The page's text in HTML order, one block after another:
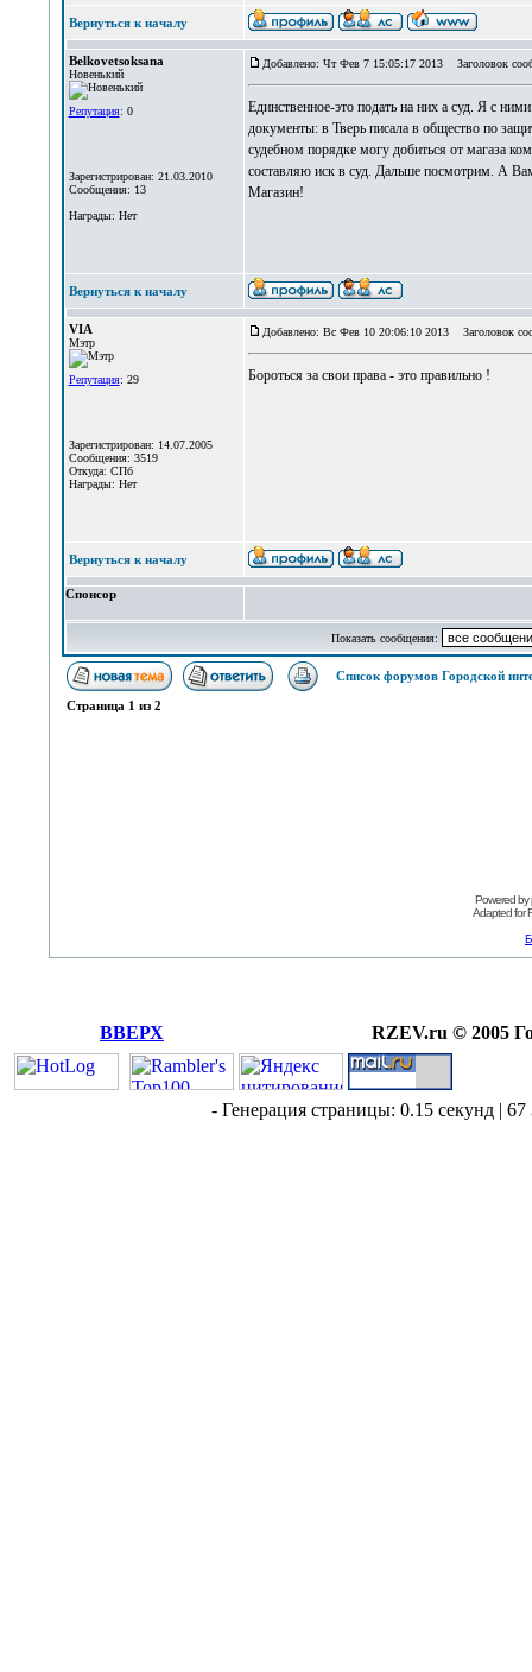
Вернуться к началу
Belkovetsoksana
Новенький
Репутация: 0
Зарегистрирован: 21.03.2010
Сообщения: 13
Награды: Нет
Добавлено: Чт Фев 7 15:05:17 2013 Заголовок
Единственное-это подать на них а суд. Я с
документы: в Тверь писала в общество по
судебном порядке могу добиться от магаза
составляю иск в суд. Дальше посмотрим. А
Магазин!
Вернуться к началу
VIA
Мэтр
Репутация: 29
Зарегистрирован: 14.07.2005
Сообщения: 3519
Откуда: СПб
Награды: Нет
Добавлено: Вс Фев 10 20:06:10 2013 Заголовок
Бороться за свои права - это правильно !
Вернуться к началу
Спонсор
Показать сообщения:
Список форумов Городской
Страница 1 из2
Powered by
Adapted for
ВВЕРХ RZEV.ru © 2005
- Генерация страницы: 0.15 секунд |